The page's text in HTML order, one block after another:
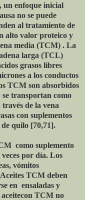
un enfoque inicial
no se puede
al tratamiento de
alto valor proteico y
media (TCM) . La
larga (TCL)
grasos libres
a los conductos
TCM son absorbidos
se transportan como
de la vena
con suplementos
quilo [70,71].
como suplemento
por día. Los
vómitos
TCM deben
en ensaladas y
TCM no